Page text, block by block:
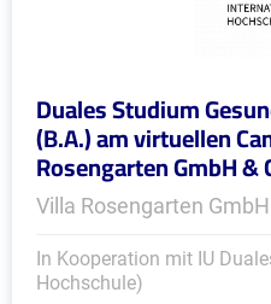
Duales Studium
(B.A.) am virtuellen
Rosengarten GmbH &
Villa Rosengarten GmbH
In Kooperation mit IU
Hochschule)